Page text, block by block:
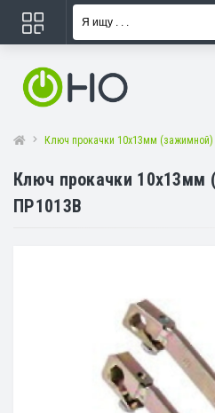
Ключ прокачки 10х13мм
Ключ прокачки
ПР1013В